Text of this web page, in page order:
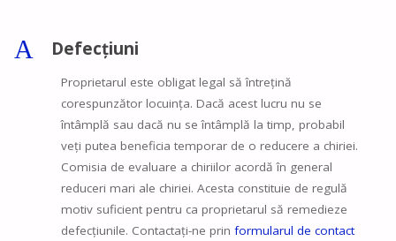
A Defecțiuni
Proprietarul este obligat legal să întrețină
corespunzător locuința. Dacă acest lucru nu se
întâmplă sau dacă nu se întâmplă la timp, probabil
veți putea beneficia temporar de o reducere a chiriei.
Comisia de evaluare a chiriilor acordă în general
reduceri mari ale chiriei. Acesta constituie de regulă
motiv suficient pentru ca proprietarul să remedieze
defecțiunile. Contactați-ne prin formularul de contact